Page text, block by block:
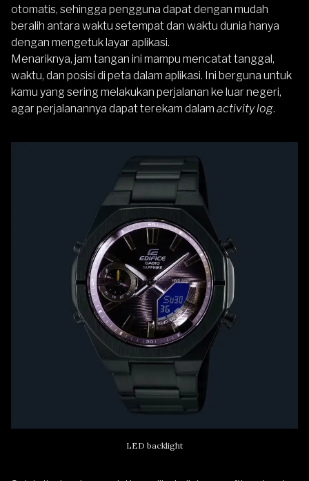
otomatis, sehingga pengguna dapat dengan mudah
beralih antara waktu setempat dan waktu dunia hanya
dengan mengetuk layar aplikasi.
Menariknya, jam tangan ini mampu mencatat tanggal,
waktu, dan posisi di peta dalam aplikasi. Ini berguna untuk
kamu yang sering melakukan perjalanan ke luar negeri,
agar perjalanannya dapat terekam dalam activity log.
LED backlight